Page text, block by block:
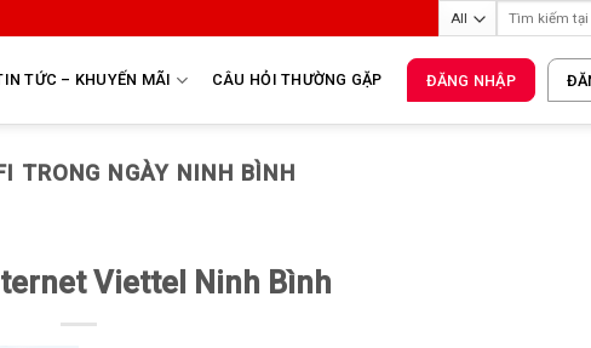
TỨC – KHUYẾN MÃI CÂU HỎI THƯỜNG GẶP ĐĂNG NHẬP
TRONG NGÀY NINH BÌNH
Viettel Ninh Bình